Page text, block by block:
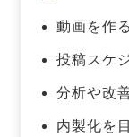
動画を作
投稿スケ
分析や改
内製化を